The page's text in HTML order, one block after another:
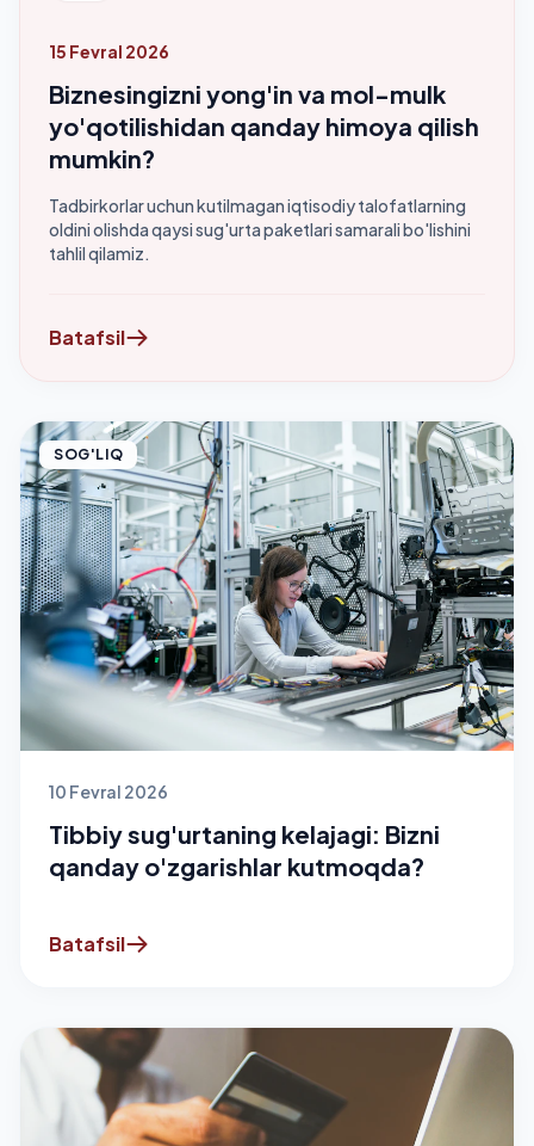
15 Fevral 2026
Biznesingizni yong'in va mol-mulk
yo'qotilishidan qanday himoya qilish
mumkin?
Tadbirkorlar uchun kutilmagan iqtisodiy talofatlarning
oldini olishda qaysi sug'urta paketlari samarali bo'lishini
tahlil qilamiz.
Batafsil
SOG'LIQ
10 Fevral 2026
Tibbiy sug'urtaning kelajagi: Bizni
qanday o'zgarishlar kutmoqda?
Batafsil